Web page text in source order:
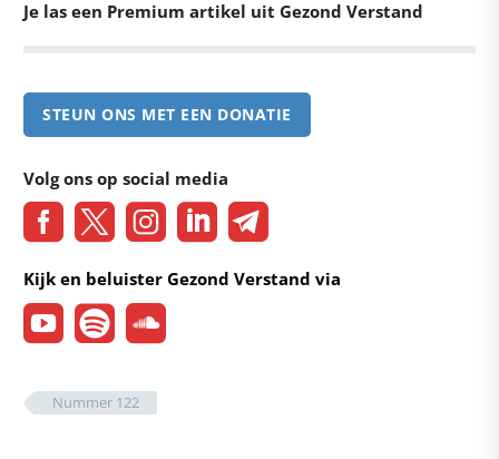
Je las een Premium artikel uit Gezond Verstand
STEUN ONS MET EEN DONATIE
Volg ons op social media
Kijk en beluister Gezond Verstand via
Nummer 122